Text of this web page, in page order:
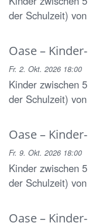
der Schulzeit)
Oase –
Fr. 2. Okt. 2026 18:00
Kinder zwischen
der Schulzeit)
Oase –
Fr. 9. Okt. 2026 18:00
Kinder zwischen
der Schulzeit)
Oase –